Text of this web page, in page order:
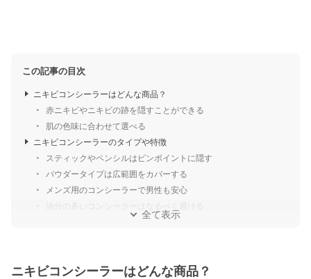
この記事の目次
ニキビコンシーラーはどんな商品？
赤ニキビやニキビの跡を隠すことができる
肌の色味に合わせて選べる
ニキビコンシーラーのタイプや特徴
スティックやペンシルはピンポイントに隠す
パウダータイプは広範囲をカバーする
メンズ用のコンシーラーで男性も安心
全て表示
ニキビコンシーラーはどんな商品？